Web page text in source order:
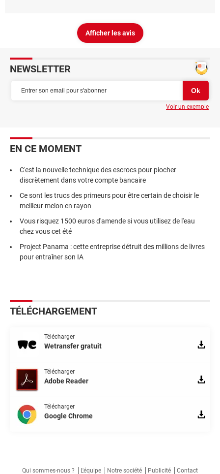
Afficher les avis
NEWSLETTER
Voir un exemple
EN CE MOMENT
C'est la nouvelle technique des escrocs pour piocher
discrètement dans votre compte bancaire
Ce sont les trucs des primeurs pour être certain de choisir le
meilleur melon en rayon
Vous risquez 1500 euros d'amende si vous utilisez de l'eau
chez vous cet été
Project Panama : cette entreprise détruit des millions de livres
pour entraîner son IA
TÉLÉCHARGEMENT
Télécharger
Wetransfer gratuit
Télécharger
Adobe Reader
Télécharger
Google Chrome
Qui sommes-nous ? L'équipe Notre société Publicité Contact